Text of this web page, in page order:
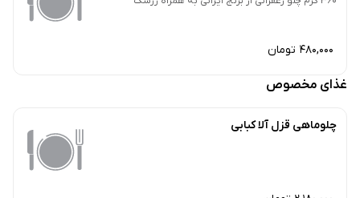
480,000 تومان
غذای مخصوص
چلوماهی قزل آلا کبابی